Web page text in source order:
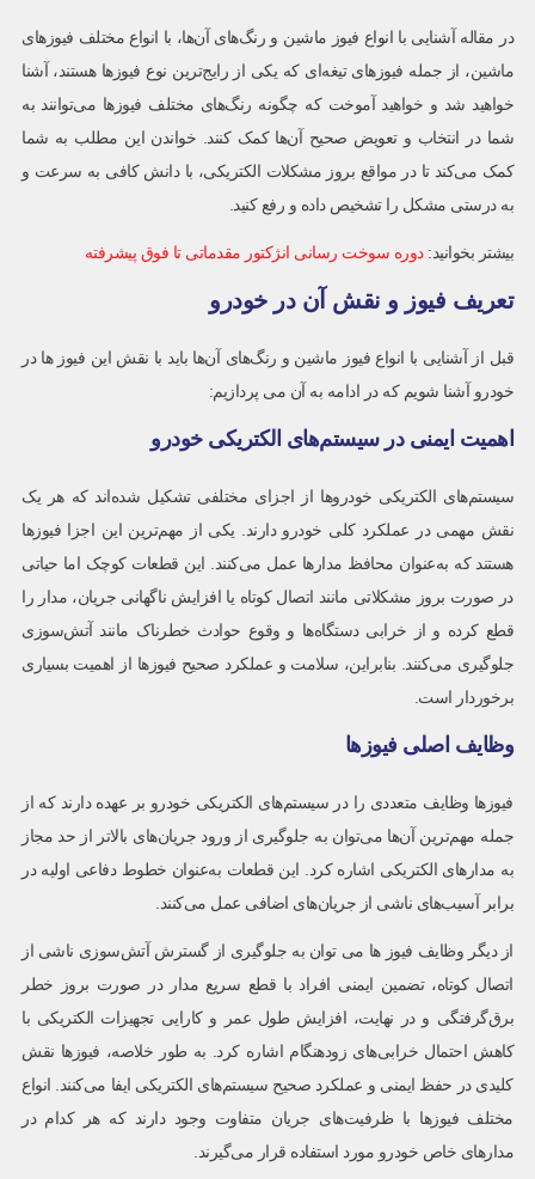
در مقاله آشنایی با انواع فیوز ماشین و رنگ‌های آن‌ها، با انواع مختلف فیوزهای
ماشین، از جمله فیوزهای تیغه‌ای که یکی از رایج‌ترین نوع فیوزها هستند، آشنا
خواهید شد و خواهید آموخت که چگونه رنگ‌های مختلف فیوزها می‌توانند به
شما در انتخاب و تعویض صحیح آن‌ها کمک کنند. خواندن این مطلب به شما
کمک می‌کند تا در مواقع بروز مشکلات الکتریکی، با دانش کافی به سرعت و
به درستی مشکل را تشخیص داده و رفع کنید.
بیشتر بخوانید:دوره سوخت رسانی انژکتور مقدماتی تا فوق پیشرفته
تعریف فیوز و نقش آن در خودرو
قبل از آشنایی با انواع فیوز ماشین و رنگ‌های آن‌ها باید با نقش این فیوز ها در
خودرو آشنا شویم که در ادامه به آن می پردازیم:
اهمیت ایمنی در سیستم‌های الکتریکی خودرو
سیستم‌های الکتریکی خودروها از اجزای مختلفی تشکیل شده‌اند که هر یک
نقش مهمی در عملکرد کلی خودرو دارند. یکی از مهم‌ترین این اجزا فیوزها
هستند که به‌عنوان محافظ مدارها عمل می‌کنند. این قطعات کوچک اما حیاتی
در صورت بروز مشکلاتی مانند اتصال کوتاه یا افزایش ناگهانی جریان، مدار را
قطع کرده و از خرابی دستگاه‌ها و وقوع حوادث خطرناک مانند آتش‌سوزی
جلوگیری می‌کنند. بنابراین، سلامت و عملکرد صحیح فیوزها از اهمیت بسیاری
برخوردار است.
وظایف اصلی فیوزها
فیوزها وظایف متعددی را در سیستم‌های الکتریکی خودرو بر عهده دارند که از
جمله مهم‌ترین آن‌ها می‌توان به جلوگیری از ورود جریان‌های بالاتر از حد مجاز
به مدارهای الکتریکی اشاره کرد. این قطعات به‌عنوان خطوط دفاعی اولیه در
برابر آسیب‌های ناشی از جریان‌های اضافی عمل می‌کنند.
از دیگر وظایف فیوز ها می توان به جلوگیری از گسترش آتش‌سوزی ناشی از
اتصال کوتاه، تضمین ایمنی افراد با قطع سریع مدار در صورت بروز خطر
برق‌گرفتگی و در نهایت، افزایش طول عمر و کارایی تجهیزات الکتریکی با
کاهش احتمال خرابی‌های زودهنگام اشاره کرد. به طور خلاصه، فیوزها نقش
کلیدی در حفظ ایمنی و عملکرد صحیح سیستم‌های الکتریکی ایفا می‌کنند. انواع
مختلف فیوزها با ظرفیت‌های جریان متفاوت وجود دارند که هر کدام در
مدارهای خاص خودرو مورد استفاده قرار می‌گیرند.